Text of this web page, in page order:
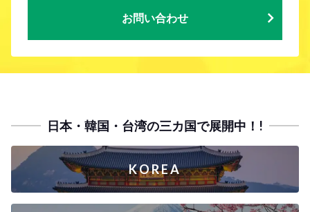
お問い合わせ
日本・韓国・台湾の三カ国で展開中！!
KOREA